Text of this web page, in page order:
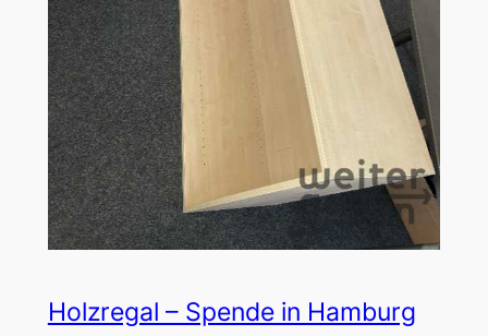
Holzregal – Spende in Hamburg